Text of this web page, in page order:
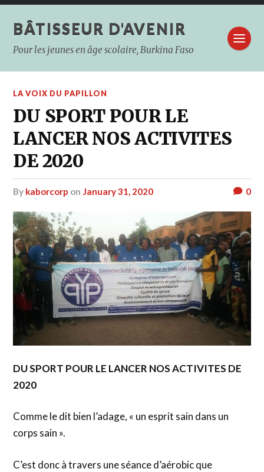
BÂTISSEUR D'AVENIR
Pour les jeunes en âge scolaire, Burkina Faso
LA VOIX DU PAPILLON
DU SPORT POUR LE
LANCER NOS ACTIVITES
DE 2020
by kaborcorp on January 31, 2020 0
DU SPORT POUR LE LANCER NOS ACTIVITES DE
2020
Comme le dit bien l’adage, « un esprit sain dans un
corps sain ».
C’est donc à travers une séance d’aérobic que